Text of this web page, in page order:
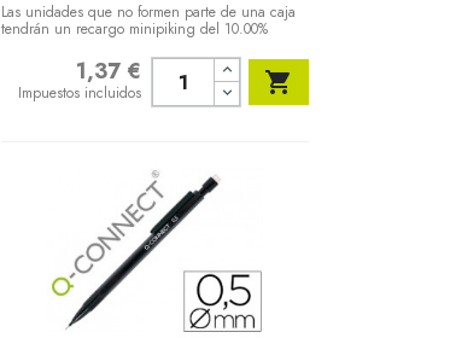
Las unidades que no formen parte de una caja
tendrán un recargo minipiking del 10.00%
1,37 €
Impuestos incluidos 